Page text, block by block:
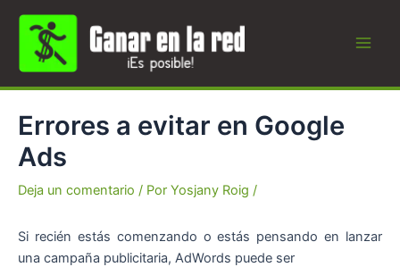
contenido
Errores a evitar en Google
Ads
Deja un comentario / Por Yosjany Roig /
Si recién estás comenzando o estás pensando en lanzar
una campaña publicitaria, AdWords puede ser